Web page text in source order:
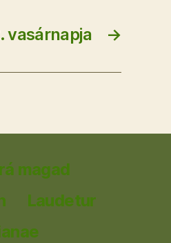
→
vasárnapja
magad
Laudetur